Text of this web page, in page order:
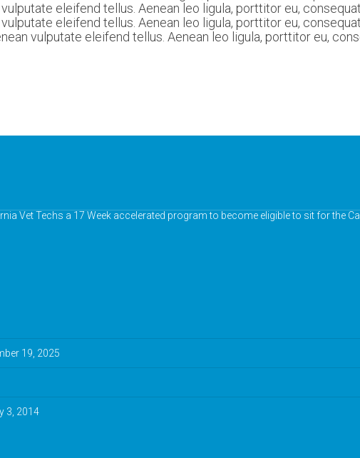
eleifend tellus. Aenean leo ligula, porttitor eu,
eleifend tellus. Aenean leo ligula, porttitor eu,
vulputate eleifend tellus. Aenean leo ligula, porttitor eu,
Vet Techs a 17 Week accelerated program to become eligible to sit for the
19, 2025
3, 2014